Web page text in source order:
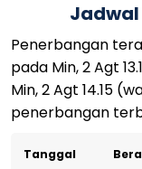
Jadwal
Penerbangan
pada Min, 2 Agt
Min, 2 Agt 14.15
penerbangan
Tanggal